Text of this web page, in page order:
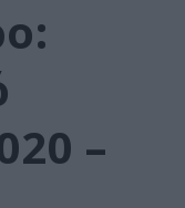
–